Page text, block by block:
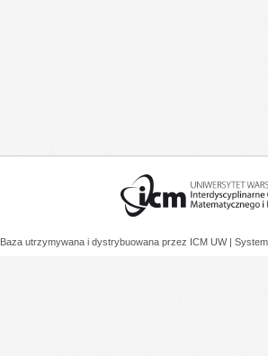
Baza utrzymywana i dystrybuowana przez ICM UW |